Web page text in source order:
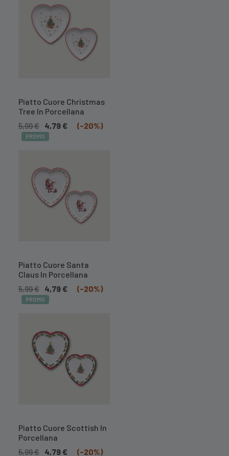
DISPONIBILE
Piatto Cuore Christmas
Tree In Porcellana
5,99€ 4,79 € (-20%)
PROMO
DISPONIBILE
Piatto Cuore Santa
Claus In Porcellana
5,99€ 4,79 € (-20%)
PROMO
DISPONIBILE
Piatto Cuore Scottish In
Porcellana
5,99€ 4,79 € (-20%)